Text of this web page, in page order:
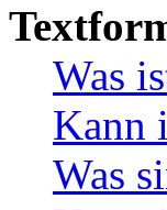
Was
Kann
Was